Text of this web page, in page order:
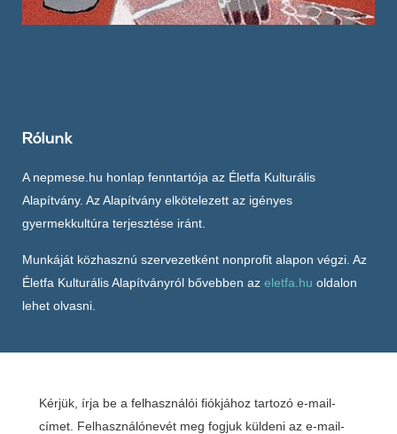
Rólunk
A nepmese.hu honlap fenntartója az Életfa Kulturális
Alapítvány. Az Alapítvány elkötelezett az igényes
gyermekkultúra terjesztése iránt.
Munkáját közhasznú szervezetként nonprofit alapon végzi. Az
Életfa Kulturális Alapítványról bővebben az eletfa.hu oldalon
lehet olvasni.
Kérjük, írja be a felhasználói fiókjához tartozó e-mail-
címet. Felhasználónevét meg fogjuk küldeni az e-mail-